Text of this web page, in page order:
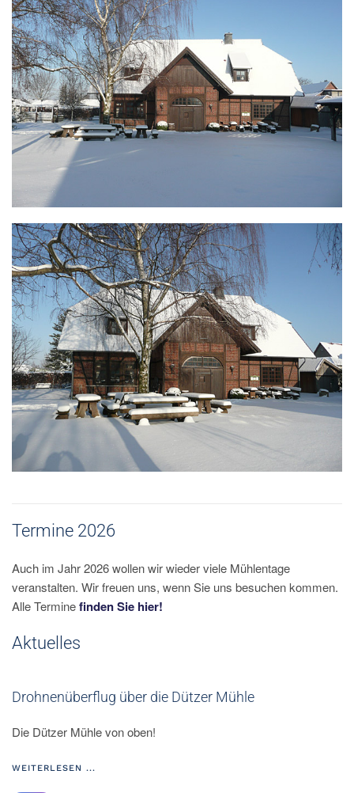
Termine 2026
Auch im Jahr 2026 wollen wir wieder viele Mühlentage
veranstalten. Wir freuen uns, wenn Sie uns besuchen kommen.
Alle Terminefinden Sie hier!
Aktuelles
Drohnenüberflug über die Dützer Mühle
Die Dützer Mühle von oben!
WEITERLESEN ...